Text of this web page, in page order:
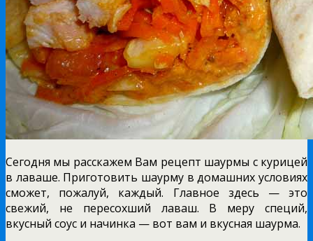
Сегодня мы расскажем Вам рецепт шаурмы с курицей
в лаваше. Приготовить шаурму в домашних условиях
сможет, пожалуй, каждый. Главное здесь — это
свежий, не пересохший лаваш. В меру специй,
вкусный соус и начинка — вот вам и вкусная шаурма.